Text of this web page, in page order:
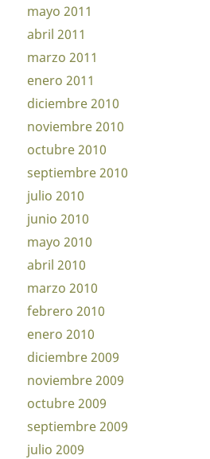
mayo 2011
abril 2011
marzo 2011
enero 2011
diciembre 2010
noviembre 2010
octubre 2010
septiembre 2010
julio 2010
junio 2010
mayo 2010
abril 2010
marzo 2010
febrero 2010
enero 2010
diciembre 2009
noviembre 2009
octubre 2009
septiembre 2009
julio 2009